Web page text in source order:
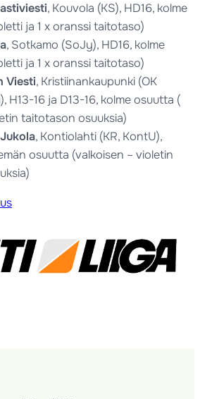
, Kouvola (KS), HD16, kolme
ja 1 x oranssi taitotaso)
, Sotkamo (SoJy), HD16, kolme
ja 1 x oranssi taitotaso)
Viesti, Kristiinankaupunki (OK
H13-16 ja D13-16, kolme osuutta (
taitotason osuuksia)
, Kontiolahti (KR, KontU),
osuutta (valkoisen – violetin